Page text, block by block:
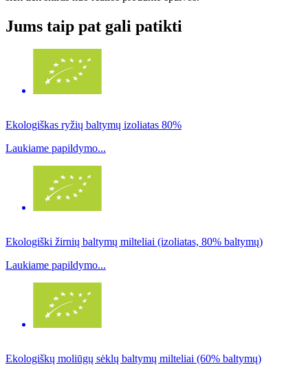
Jums taip pat gali patikti
Ekologiškas ryžių baltymų izoliatas 80%
Laukiame papildymo...
Ekologiški žirnių baltymų milteliai (izoliatas, 80% baltymų)
Laukiame papildymo...
Ekologiškų moliūgų sėklų baltymų milteliai (60% baltymų)